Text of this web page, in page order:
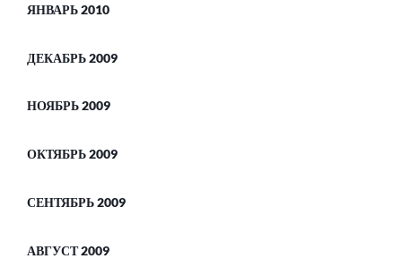
ЯНВАРЬ 2010
ДЕКАБРЬ 2009
НОЯБРЬ 2009
ОКТЯБРЬ 2009
СЕНТЯБРЬ 2009
АВГУСТ 2009